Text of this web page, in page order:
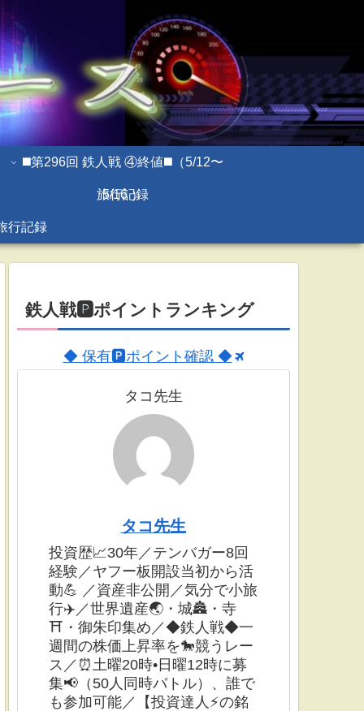
◼️第296回 鉄人戦 ④終値◼️（5/12〜
5/16 ）
旅行記録
行記録
鉄人戦🅿ポイントランキング
◆ 保有🅿ポイント確認 ◆
タコ先生
タコ先生
投資歴📈30年／テンバガー8回
経験／ヤフー板開設当初から活
動💪 ／資産非公開／気分で小旅
行✈️／世界遺産🌏・城🏯・寺
⛩・御朱印集め／◆鉄人戦◆一
週間の株価上昇率を🐎競うレー
ス／⏰土曜20時•日曜12時に募
集📢（50人同時バトル）、誰で
も参加可能／【投資達人⚡️の銘